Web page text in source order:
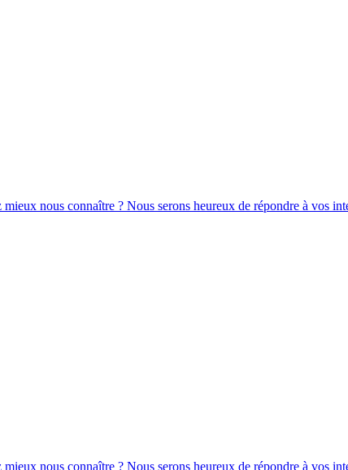
nous connaître ? Nous serons heureux de répondre à vos
nous connaître ? Nous serons heureux de répondre à vos